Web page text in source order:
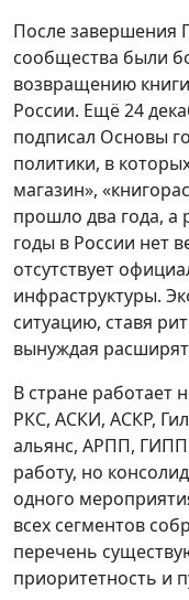
После завершения
сообщества были
возвращению
России. Ещё 24
подписал Основы
политики, в
магазин»,
прошло два года, а
годы в России нет
отсутствует
инфраструктуры.
ситуацию, ставя
вынуждая
В стране работает
РКС, АСКИ, АСКР,
альянс, АРПП,
работу, но
одного
всех сегментов
перечень
приоритетность и